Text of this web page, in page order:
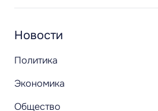
Новости
Политика
Экономика
Общество